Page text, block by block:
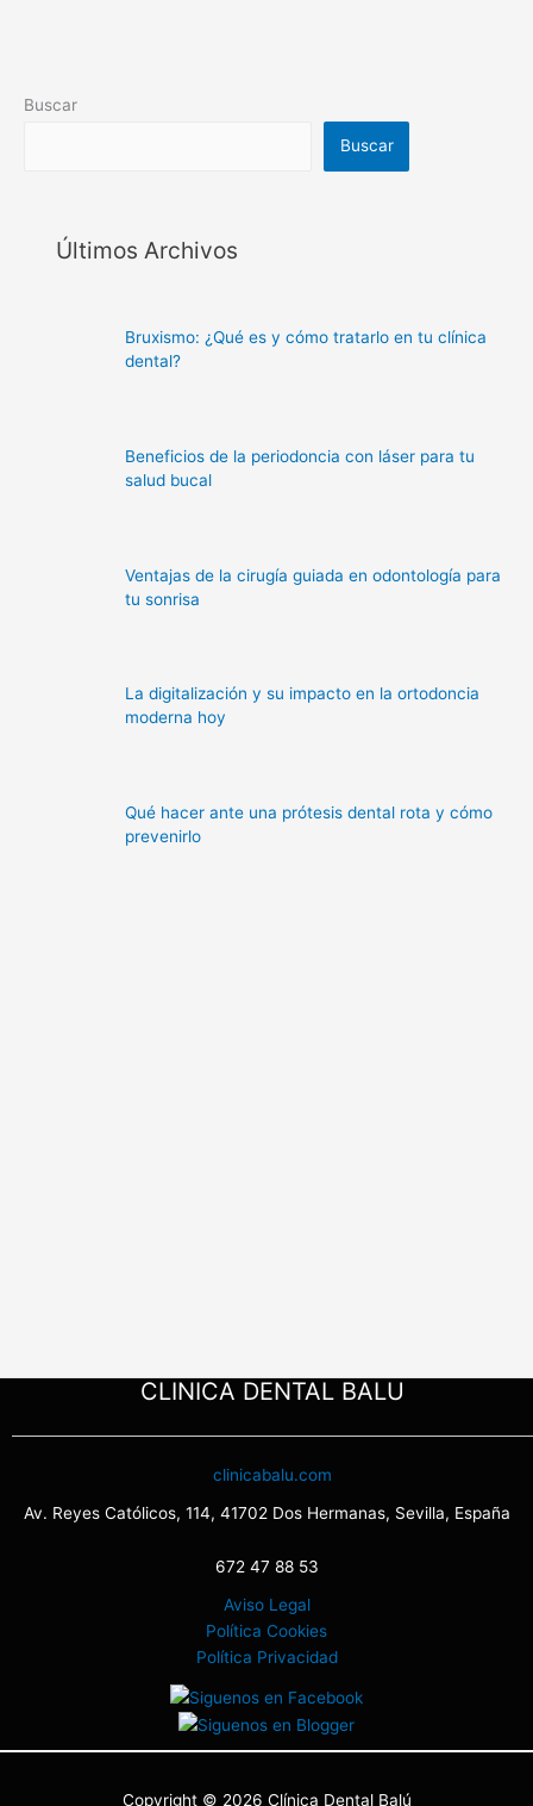
Buscar
Buscar
Últimos Archivos
Bruxismo: ¿Qué es y cómo tratarlo en tu clínica
dental?
Beneficios de la periodoncia con láser para tu
salud bucal
Ventajas de la cirugía guiada en odontología para
tu sonrisa
La digitalización y su impacto en la ortodoncia
moderna hoy
Qué hacer ante una prótesis dental rota y cómo
prevenirlo
CLINICA DENTAL BALU
clinicabalu.com
Av. Reyes Católicos, 114, 41702 Dos Hermanas, Sevilla, España
672 47 88 53
Aviso Legal
Política Cookies
Política Privacidad
Copyright © 2026 Clínica Dental Balú